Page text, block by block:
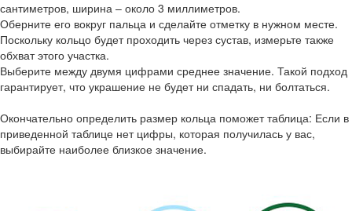
сантиметров, ширина – около 3 миллиметров.
Оберните его вокруг пальца и сделайте отметку в нужном месте.
Поскольку кольцо будет проходить через сустав, измерьте также
обхват этого участка.
Выберите между двумя цифрами среднее значение. Такой подход
гарантирует, что украшение не будет ни спадать, ни болтаться.
Окончательно определить размер кольца поможет таблица: Если в
приведенной таблице нет цифры, которая получилась у вас,
выбирайте наиболее близкое значение.